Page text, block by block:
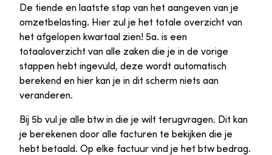
De tiende en laatste stap van het aangeven van je
omzetbelasting. Hier zul je het totale overzicht van
het afgelopen kwartaal zien! 5a. is een
totaaloverzicht van alle zaken die je in de vorige
stappen hebt ingevuld, deze wordt automatisch
berekend en hier kan je in dit scherm niets aan
veranderen.
Bij 5b vul je alle btw in die je wilt terugvragen. Dit kan
je berekenen door alle facturen te bekijken die je
hebt betaald. Op elke factuur vind je het btw bedrag.